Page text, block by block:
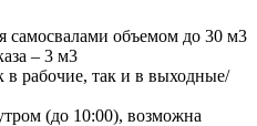
самосвалами объемом до 30 м3
– 3 м3
в рабочие, так и в выходные/
(до 10:00), возможна